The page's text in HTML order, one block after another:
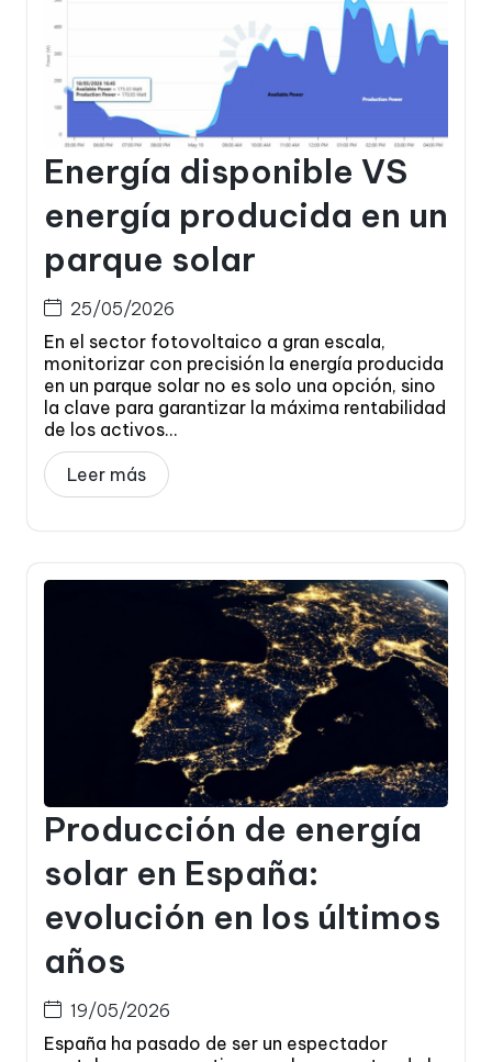
Energía disponible VS
energía producida en un
parque solar
25/05/2026
En el sector fotovoltaico a gran escala,
monitorizar con precisión la energía producida
en un parque solar no es solo una opción, sino
la clave para garantizar la máxima rentabilidad
de los activos...
Leer más
Producción de energía
solar en España:
evolución en los últimos
años
19/05/2026
España ha pasado de ser un espectador